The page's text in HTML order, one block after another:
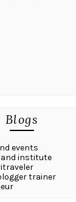
Blogs
events
institute
trainer